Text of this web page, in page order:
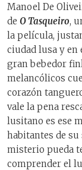
Manoel De
de O Tasqueiro,
la película,
ciudad lusa y en
gran bebedor
melancólicos
corazón
vale la pena
lusitano es ese
habitantes de su
misterio pueda
comprender el